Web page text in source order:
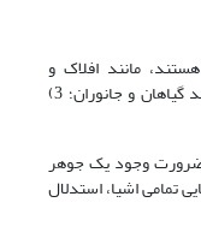
مانند افلاک‌ و
ستارگان‌؛ 2) جواهر محسوس‌ تباهی‌پذیر، مانند گیاهان‌ و جانوران؛ 3)
وجود یک‌ جوهر
تمامی‌ اشیا، استدلال‌